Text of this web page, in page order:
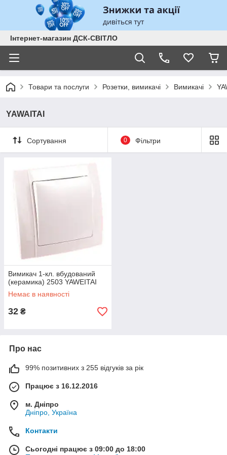
Інтернет-магазин ДСК-СВІТЛО
Товари та послуги Розетки, вимикачі Вимикачі
YAWAITAI
Сортування 0 Фільтри
Вимикач 1-кл. вбудований
(керамика) 2503 YAWEITAI
Немає в наявності
32 ₴
Про нас
99% позитивних з 255 відгуків за рік
Працює з 16.12.2016
м. Дніпро
Дніпро, Україна
Контакти
Сьогодні працює з 09:00 до 18:00